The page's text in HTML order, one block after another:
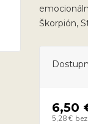
Škorpión,
6,50
5,28 €